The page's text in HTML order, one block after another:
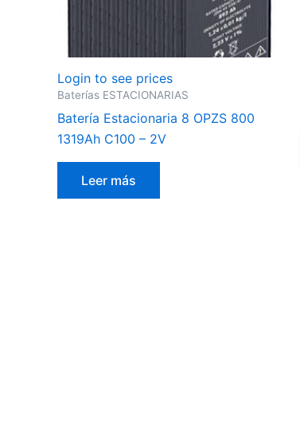
Login to see prices
Baterías ESTACIONARIAS
Batería Estacionaria 8 OPZS 800
1319Ah C100 – 2V
Leer más